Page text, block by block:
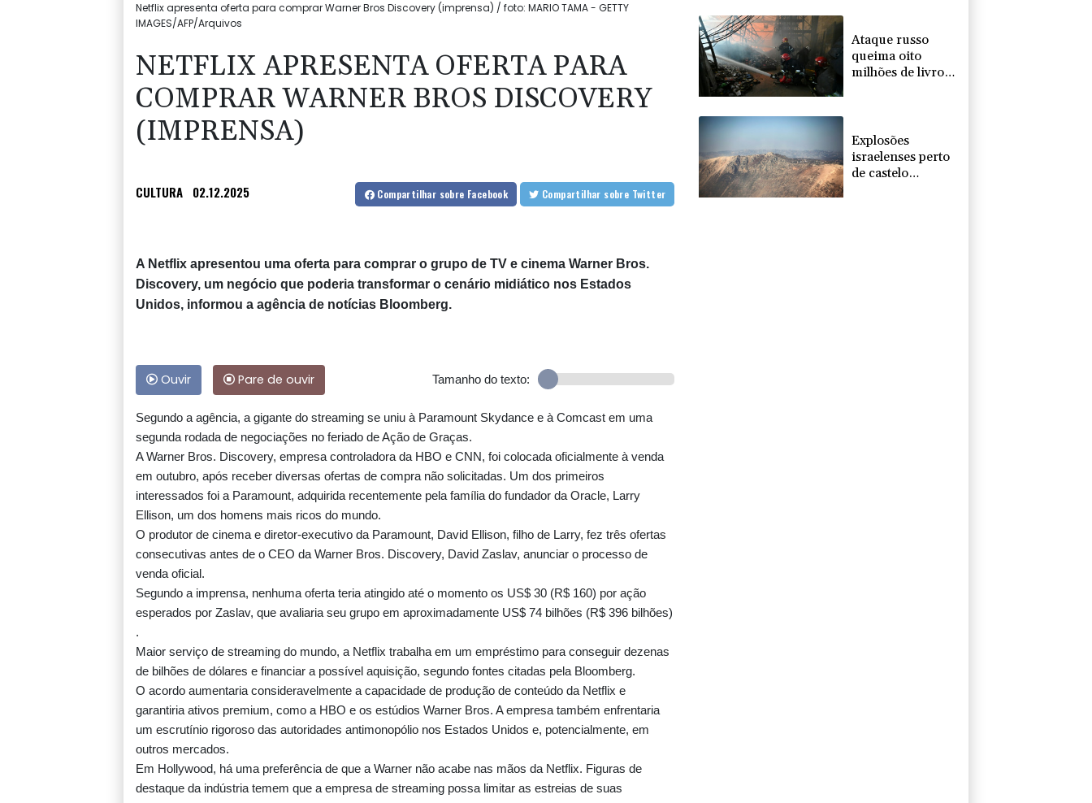
Netflix apresenta oferta para comprar Warner Bros Discovery (imprensa) / foto: MARIO TAMA - GETTY
IMAGES/AFP/Arquivos
NETFLIX APRESENTA OFERTA PARA
COMPRAR WARNER BROS DISCOVERY
(IMPRENSA)
CULTURA 02.12.2025 Compartilhar sobre Facebook Compartilhar sobre Twitter
A Netflix apresentou uma oferta para comprar o grupo de TV e cinema Warner Bros.
Discovery, um negócio que poderia transformar o cenário midiático nos Estados
Unidos, informou a agência de notícias Bloomberg.
Ouvir Pare de ouvir Tamanho do texto:
Segundo a agência, a gigante do streaming se uniu à Paramount Skydance e à Comcast em uma
segunda rodada de negociações no feriado de Ação de Graças.
A Warner Bros. Discovery, empresa controladora da HBO e CNN, foi colocada oficialmente à venda
em outubro, após receber diversas ofertas de compra não solicitadas. Um dos primeiros
interessados foi a Paramount, adquirida recentemente pela família do fundador da Oracle, Larry
Ellison, um dos homens mais ricos do mundo.
O produtor de cinema e diretor-executivo da Paramount, David Ellison, filho de Larry, fez três ofertas
consecutivas antes de o CEO da Warner Bros. Discovery, David Zaslav, anunciar o processo de
venda oficial.
Segundo a imprensa, nenhuma oferta teria atingido até o momento os US$ 30 (R$ 160) por ação
esperados por Zaslav, que avaliaria seu grupo em aproximadamente US$ 74 bilhões (R$ 396 bilhões)
.
Maior serviço de streaming do mundo, a Netflix trabalha em um empréstimo para conseguir dezenas
de bilhões de dólares e financiar a possível aquisição, segundo fontes citadas pela Bloomberg.
O acordo aumentaria consideravelmente a capacidade de produção de conteúdo da Netflix e
garantiria ativos premium, como a HBO e os estúdios Warner Bros. A empresa também enfrentaria
um escrutínio rigoroso das autoridades antimonopólio nos Estados Unidos e, potencialmente, em
outros mercados.
Em Hollywood, há uma preferência de que a Warner não acabe nas mãos da Netflix. Figuras de
destaque da indústria temem que a empresa de streaming possa limitar as estreias de suas
Ataque russo
queima oito
milhões de livros
Explosões
israelenses perto
de castelo